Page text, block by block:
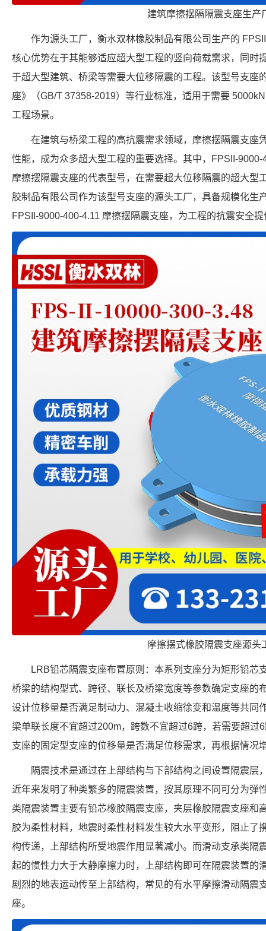
建筑摩擦摆隔隔震支座生产
作为源头工厂，衡水双林橡胶制品有限公司生产的
核心优势在于其能够适应超大型工程的竖向荷载需求，同时
于超大型建筑、桥梁等需要大位移隔震的工程。该型号支座
座》（GB/T 37358-2019）等行业标准，适用于需要
工程场景。
在建筑与桥梁工程的高抗震需求领域，摩擦摆隔震支座
性能，成为众多超大型工程的重要选择。其中，FPSII-
摩擦摆隔震支座的代表型号，在需要超大位移隔震的超大型
胶制品有限公司作为该型号支座的源头工厂，具备规模化生
FPSII-9000-400-4.11 摩擦摆隔震支座，为工程的抗震安全
摩擦摆式橡胶隔震支座源头
LRB铅芯隔震支座布置原则：本系列支座分为矩形铅芯
桥梁的结构型式、跨径、联长及桥梁宽度等参数确定支座的
设计位移量是否满足制动力、混凝土收缩徐变和温度等共同
梁单联长度不宜超过200m，跨数不宜超过6跨，若需要超过
支座的固定型支座的位移量是否满足位移需求，再根据情况
隔震技术是通过在上部结构与下部结构之间设置隔震层
近年来发明了种类繁多的隔震装置，按其原理不同可分为弹
类隔震装置主要有铅芯橡胶隔震支座，夹层橡胶隔震支座和
胶为柔性材料，地震时柔性材料发生较大水平变形，阻止了
构传递，上部结构所受地震作用显著减小。而滑动支承类隔
起的惯性力大于大静摩擦力时，上部结构即可在隔震装置的
剧烈的地表运动传至上部结构，常见的有水平摩擦滑动隔震
座。